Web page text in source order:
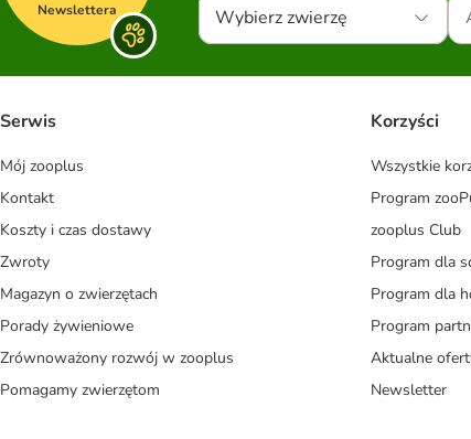
Newslettera
Wybierz zwierzę
Serwis
Mój zooplus
Kontakt
Koszty i czas dostawy
Zwroty
Magazyn o zwierzętach
Porady żywieniowe
Zrównoważony rozwój w zooplus
Pomagamy zwierzętom
Korzyści
Wszystkie
Program
zooplus Club
Program dla
Program dla
Program
Aktualne
Newsletter